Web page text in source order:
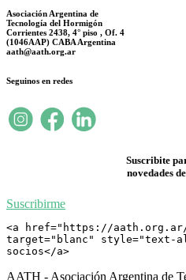
Asociación Argentina de
Tecnología del Hormigón
Corrientes 2438, 4° piso , Of. 4
(1046AAP) CABA Argentina
aath@aath.org.ar
Seguinos en redes
Suscribite
novedades
Suscribirme
<a href="https://
target="blanc" style="text-
socios</a>
AATH - Asociación Argentina de